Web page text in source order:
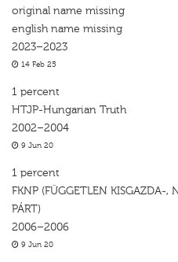
original name missing
english name missing
2023–2023
14 Feb 25
1 percent
HTJP-Hungarian Truth
2002–2004
9 Jun 20
1 percent
FKNP (FÜGGETLEN KISGAZDA-,
PÁRT)
2006–2006
9 Jun 20